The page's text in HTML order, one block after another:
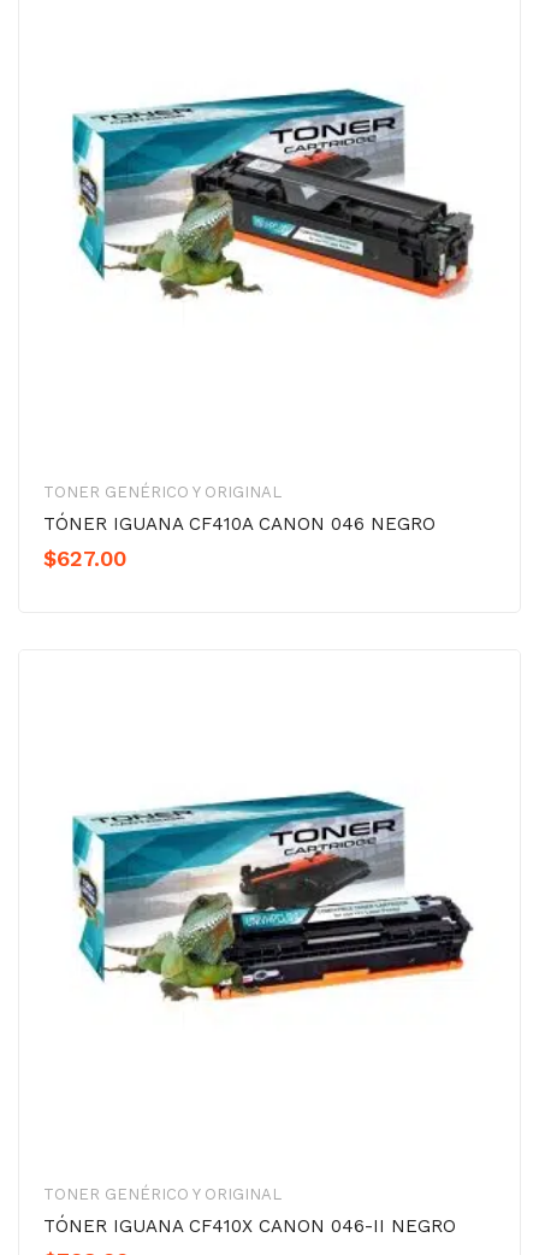
TONER GENÉRICO Y ORIGINAL
TÓNER IGUANA CF410A CANON 046 NEGRO
$627.00
TONER GENÉRICO Y ORIGINAL
TÓNER IGUANA CF410X CANON 046-II NEGRO